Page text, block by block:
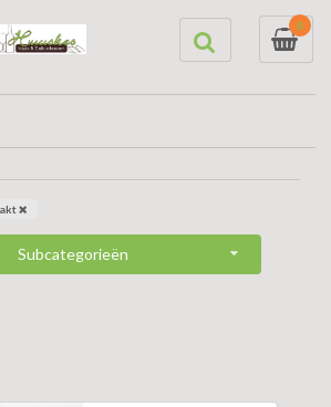
0
Subcategorieën